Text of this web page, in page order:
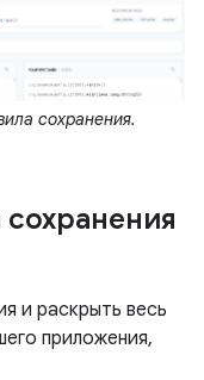
сохранения.
сохранения
и раскрыть весь
приложения,